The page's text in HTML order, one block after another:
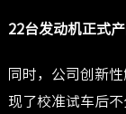
22台发动机正式
同时，公司创新
现了校准试车后